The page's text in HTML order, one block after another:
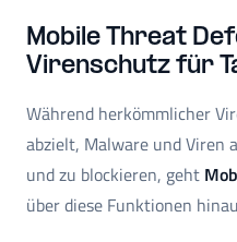
Mobile Threat
Virenschutz für
Während herkömmlicher
abzielt, Malware und Viren
und zu blockieren, geht
über diese Funktionen